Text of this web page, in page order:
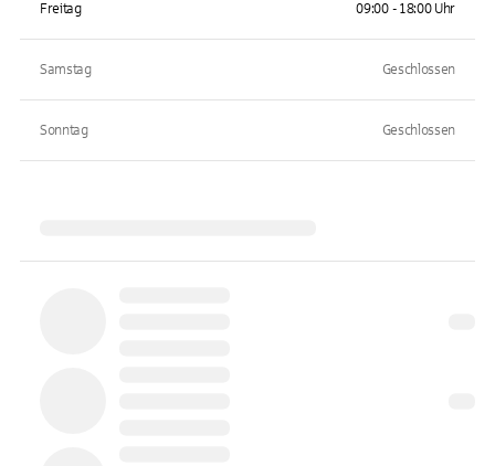
Freitag 09:00 - 18:00 Uhr
Samstag Geschlossen
Sonntag Geschlossen